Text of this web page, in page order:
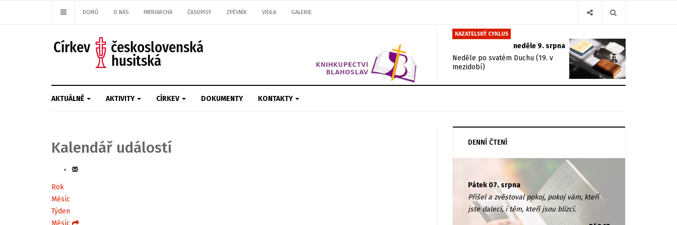
DOMŮ O NÁS PATRIARCHA ČASOPISY ZPĚVNÍK VIDEA GALERIE
KAZATELSKÝ CYKLUS
neděle 9. srpna
Neděle po svatém Duchu (19. v
mezidobí)
AKTUÁLNĚ AKTIVITY CÍRKEV DOKUMENTY KONTAKTY
Kalendář událostí
Rok
Měsíc
Týden
Měsíc
DENNÍ ČTENÍ
Pátek 07. srpna
Přišel a zvěstoval pokoj, pokoj vám, kteří
jste dalecí, i těm, kteří jsou blízcí.